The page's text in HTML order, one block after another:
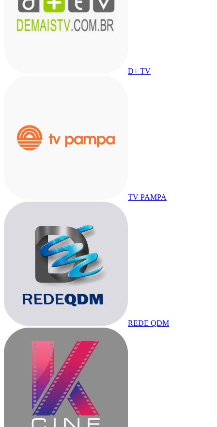
D+ TV
TV PAMPA
REDE QDM